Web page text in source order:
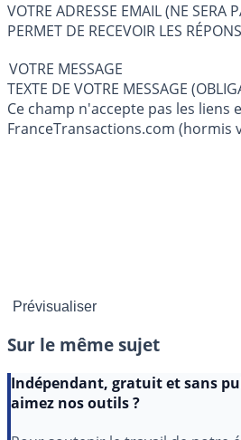
VOTRE ADRESSE EMAIL (NE SERA
PERMET DE RECEVOIR LES
VOTRE MESSAGE
TEXTE DE VOTRE
Ce champ n'accepte pas les liens
FranceTransactions.com (hormis
Sur le même sujet
Indépendant, gratuit et sans